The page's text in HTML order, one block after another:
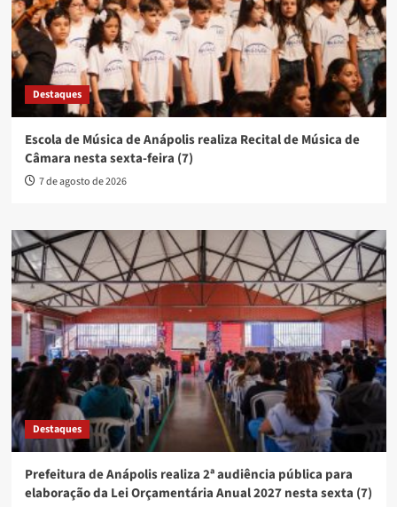
Destaques
Escola de Música de Anápolis realiza Recital de Música de
Câmara nesta sexta-feira (7)
7 de agosto de 2026
Destaques
Prefeitura de Anápolis realiza 2ª audiência pública para
elaboração da Lei Orçamentária Anual 2027 nesta sexta (7)